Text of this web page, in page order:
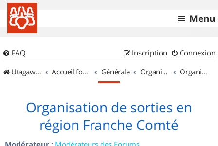
Menu
FAQ Connexion
Inscription
UtagawaVTT (Randos VTT et VTTAE avec traces GPS)
Accueil forum Générale Organisation de sorties & Recherche de partenaires Organisation de sorties en région Franche Comté
Organisation de sorties en
région Franche Comté
Modérateurs des Forums